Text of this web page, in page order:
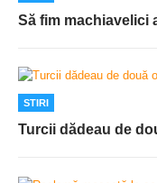
Să fim machiavelici
STIRI
Turcii dădeau de